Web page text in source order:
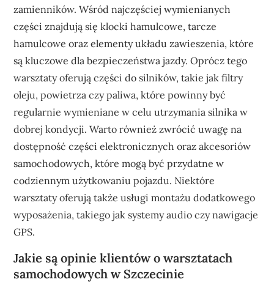
zamienników. Wśród najczęściej wymienianych
części znajdują się klocki hamulcowe, tarcze
hamulcowe oraz elementy układu zawieszenia, które
są kluczowe dla bezpieczeństwa jazdy. Oprócz tego
warsztaty oferują części do silników, takie jak filtry
oleju, powietrza czy paliwa, które powinny być
regularnie wymieniane w celu utrzymania silnika w
dobrej kondycji. Warto również zwrócić uwagę na
dostępność części elektronicznych oraz akcesoriów
samochodowych, które mogą być przydatne w
codziennym użytkowaniu pojazdu. Niektóre
warsztaty oferują także usługi montażu dodatkowego
wyposażenia, takiego jak systemy audio czy nawigacje
GPS.
Jakie są opinie klientów o warsztatach
samochodowych w Szczecinie